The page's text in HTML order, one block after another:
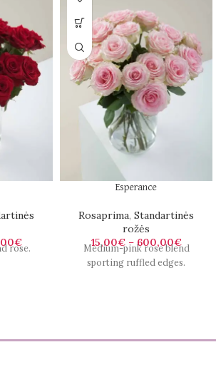
€
rose.
Esperance
Rosaprima, Standartinės
rožės
15,00€ – 600,00€
Medium-pink rose blend
sporting ruffled edges.